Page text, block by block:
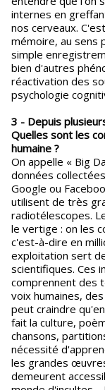
internes en
nos cerveaux.
mémoire, au sens
simple
bien d'autres
réactivation des
psychologie
3 - Depuis
Quelles sont les
humaine ?
On appelle « Big
données
Google ou
utilisent de très
radiotélescopes.
le vertige : on les
c'est-à-dire en
exploitation sert
scientifiques. Ces
comprennent des
voix humaines,
peut craindre
fait la culture,
chansons,
nécessité
les grandes
demeurent